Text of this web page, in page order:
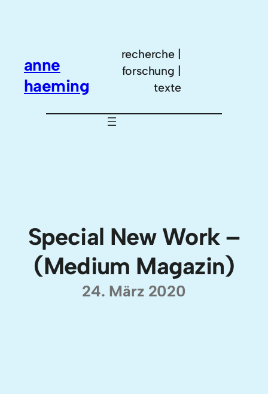
anne
haeming
recherche |
forschung |
texte
Special New Work –
(Medium Magazin)
24. März 2020